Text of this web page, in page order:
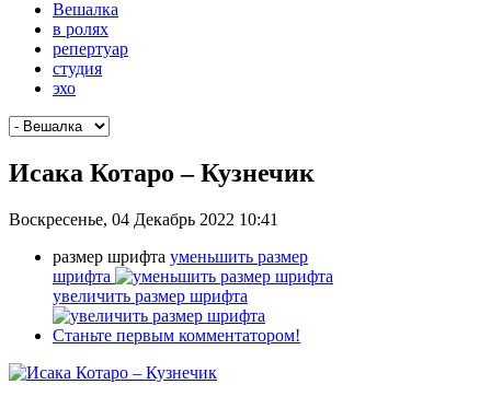
Вешалка
в ролях
репертуар
студия
эхо
Исака Котаро – Кузнечик
Воскресенье, 04 Декабрь 2022 10:41
размер шрифта уменьшить размер
шрифта
увеличить размер шрифта
Станьте первым комментатором!